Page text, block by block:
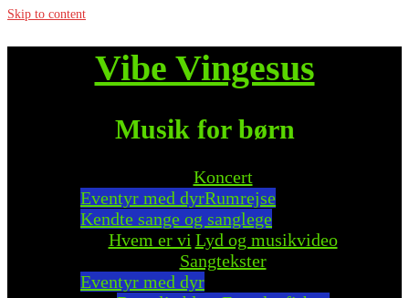
Skip to content
Vibe Vingesus
Musik for børn
Koncert
Eventyr med dyrRumrejse
Kendte sange og sanglege
Hvem er vi Lyd og musikvideo
Sangtekster
Eventyr med dyr